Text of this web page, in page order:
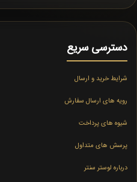
دسترسی سریع
شرایط خرید و ارسال
رویه های ارسال سفارش
شیوه های پرداخت
پرسش های متداول
درباره لوستر سنتر